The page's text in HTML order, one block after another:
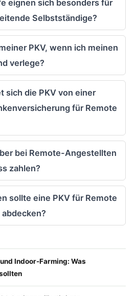
eignen sich besonders für
Selbstständige?
PKV, wenn ich meinen
verlege?
sich die PKV von einer
für Remote
bei Remote-Angestellten
zahlen?
sollte eine PKV für Remote
Indoor-Farming: Was